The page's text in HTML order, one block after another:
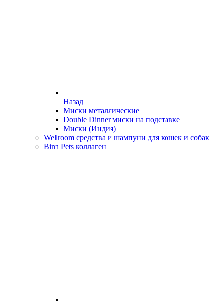
Назад
Миски металлические
Double Dinner миски на подставке
Миски (Индия)
Wellroom средства и шампуни для кошек и собак
Binn Pets коллаген